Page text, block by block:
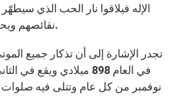
الإله فيلاقوا نار الحب الذي
نقائصهم ويحولها تسبيحا لعظمته.
تجدر الإشارة إلى أن تذكار جميع
في العام 898 ميلادي ويقع
نوفمبر من كل عام وتتلى فيه